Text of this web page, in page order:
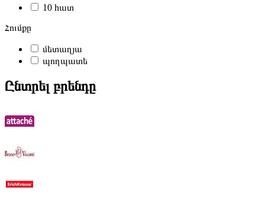
10 հատ
Հումքը
մետաղյա
պողպատե
Ընտրել բրենդը